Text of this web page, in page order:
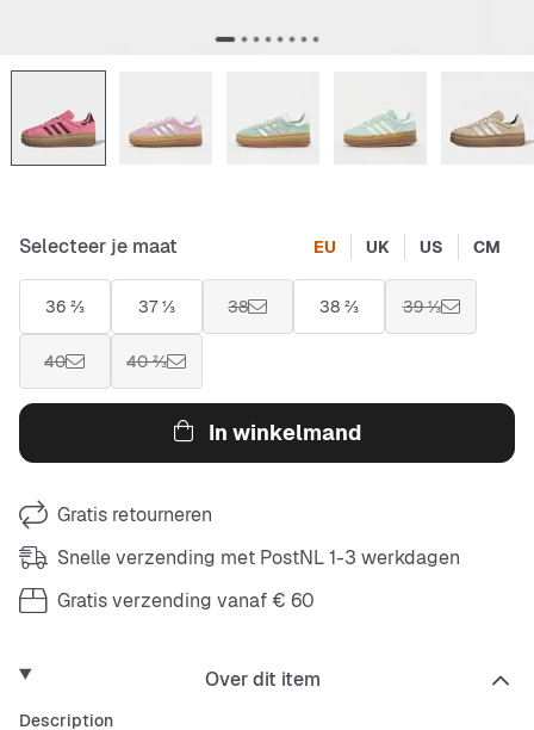
Selecteer je maat EU UK US CM
36 ⅔ 37 ⅓ 38 38 ⅔ 39 ⅓
40 40 ⅔
In winkelmand
Gratis retourneren
Snelle verzending met PostNL 1-3 werkdagen
Gratis verzending vanaf € 60
Over dit item
Description